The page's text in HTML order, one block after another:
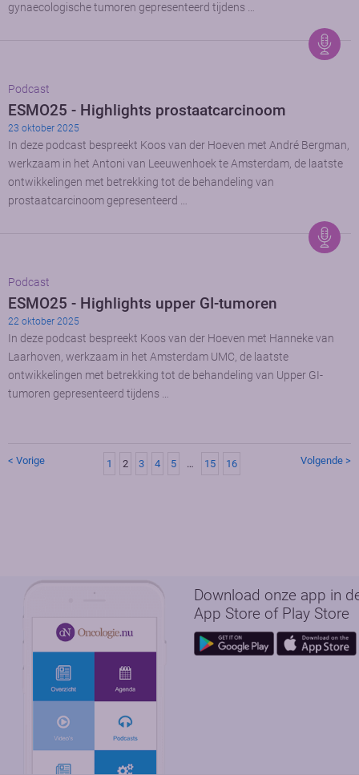
gynaecologische tumoren gepresenteerd tijdens …
Podcast
ESMO25 - Highlights prostaatcarcinoom
23 oktober 2025
In deze podcast bespreekt Koos van der Hoeven met André Bergman,
werkzaam in het Antoni van Leeuwenhoek te Amsterdam, de laatste
ontwikkelingen met betrekking tot de behandeling van
prostaatcarcinoom gepresenteerd …
Podcast
ESMO25 - Highlights upper GI-tumoren
22 oktober 2025
In deze podcast bespreekt Koos van der Hoeven met Hanneke van
Laarhoven, werkzaam in het Amsterdam UMC, de laatste
ontwikkelingen met betrekking tot de behandeling van Upper GI-
tumoren gepresenteerd tijdens …
< Vorige 1 2 3 4 5 … 15 16 Volgende >
Download onze app in
App Store of Play Store